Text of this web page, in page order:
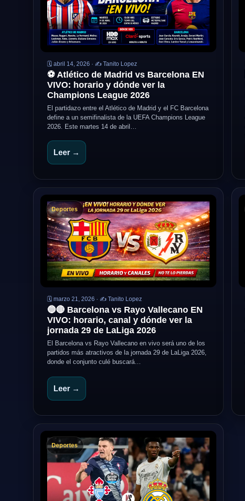
🗓️ abril 14, 2026 · ✍️ Tanito Lopez
⚽ Atlético de Madrid vs Barcelona EN
VIVO: horario y dónde ver la
Champions League 2026
El partidazo entre el Atlético de Madrid y el FC Barcelona
define a un semifinalista de la UEFA Champions League
2026. Este martes 14 de abril…
Leer →
Deportes
🗓️ marzo 21, 2026 · ✍️ Tanito Lopez
🔵🔴 Barcelona vs Rayo Vallecano EN
VIVO: horario, canal y dónde ver la
jornada 29 de LaLiga 2026
El Barcelona vs Rayo Vallecano en vivo será uno de los
partidos más atractivos de la jornada 29 de LaLiga 2026,
donde el conjunto culé buscará…
Leer →
Deportes